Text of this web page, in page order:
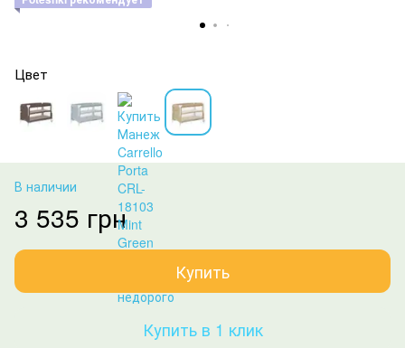
Цвет
В наличии
3 535 грн
Купить
Купить в 1 клик